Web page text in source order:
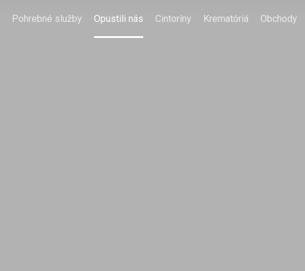
Pohrebné služby Opustili nás Cintoríny Krematóriá Obchody